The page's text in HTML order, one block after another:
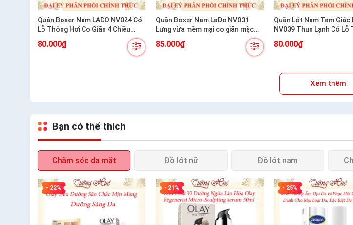
Quần Boxer Nam LADO NV024 Có
Lỗ Thông Hơi Co Giãn 4 Chiều
80.000₫
Quần Boxer Nam LaDo NV031
Lưng vừa mềm mại co giãn mặc
85.000₫
Quần Lót Nam Tam Giác
NV039 Thun Lạnh Có Lỗ
80.000₫
Xem thêm
Bạn có thể thích
Chăm sóc da mặt Đồ lót nữ Đồ lót nam
- 22% - 21% - 25%